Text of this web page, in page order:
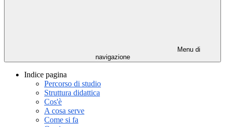
Menu di
navigazione
Indice pagina
Percorso di studio
Struttura didattica
Cos'è
A cosa serve
Come si fa